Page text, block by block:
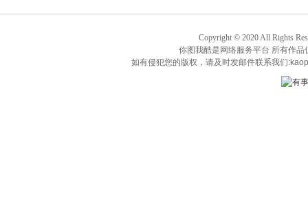
Copyright © 2020 All Rights
你图我酷是网络服务平台 所有作
如有侵犯您的版权，请及时发邮件联系我们